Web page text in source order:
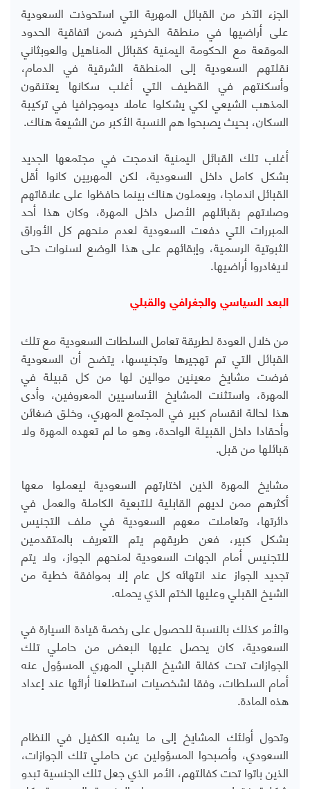
الجزء الآخر من القبائل المهرية التي استحوذت السعودية
على أراضيها في منطقة الخرخير ضمن اتفاقية الحدود
الموقعة مع الحكومة اليمنية كقبائل المناهيل والعوبثاني
نقلتهم السعودية إلى المنطقة الشرقية في الدمام،
وأسكنتهم في القطيف التي أغلب سكانها يعتنقون
المذهب الشيعي لكي يشكلوا عاملا ديموجرافيا في تركيبة
السكان، بحيث يصبحوا هم النسبة الأكبر من الشيعة هناك.
أغلب تلك القبائل اليمنية اندمجت في مجتمعها الجديد
بشكل كامل داخل السعودية، لكن المهريين كانوا أقل
القبائل اندماجا، ويعملون هناك بينما حافظوا على علاقاتهم
وصلاتهم بقبائلهم الأصل داخل المهرة، وكان هذا أحد
المبررات التي دفعت السعودية لعدم منحهم كل الأوراق
الثبوتية الرسمية، وإبقائهم على هذا الوضع لسنوات حتى
لايغادروا أراضيها.
البعد السياسي والجغرافي والقبلي
من خلال العودة لطريقة تعامل السلطات السعودية مع تلك
القبائل التي تم تهجيرها وتجنيسها، يتضح أن السعودية
فرضت مشايخ معينين موالين لها من كل قبيلة في
المهرة، واستثنت المشايخ الأساسيين المعروفين، وأدى
هذا لحالة انقسام كبير في المجتمع المهري، وخلق ضغائن
وأحقادا داخل القبيلة الواحدة، وهو ما لم تعهده المهرة ولا
قبائلها من قبل.
مشايخ المهرة الذين اختارتهم السعودية ليعملوا معها
أكثرهم ممن لديهم القابلية للتبعية الكاملة والعمل في
دائرتها، وتعاملت معهم السعودية في ملف التجنيس
بشكل كبير، فعن طريقهم يتم التعريف بالمتقدمين
للتجنيس أمام الجهات السعودية لمنحهم الجواز، ولا يتم
تجديد الجواز عند انتهائه كل عام إلا بموافقة خطية من
الشيخ القبلي وعليها الختم الذي يحمله.
والأمر كذلك بالنسبة للحصول على رخصة قيادة السيارة في
السعودية، كان يحصل عليها البعض من حاملي تلك
الجوازات تحت كفالة الشيخ القبلي المهري المسؤول عنه
أمام السلطات، وفقا لشخصيات استطلعنا أرائها عند إعداد
هذه المادة.
وتحول أولئك المشايخ إلى ما يشبه الكفيل في النظام
السعودي، وأصبحوا المسؤولين عن حاملي تلك الجوازات،
الذين باتوا تحت كفالتهم، الأمر الذي جعل تلك الجنسية تبدو